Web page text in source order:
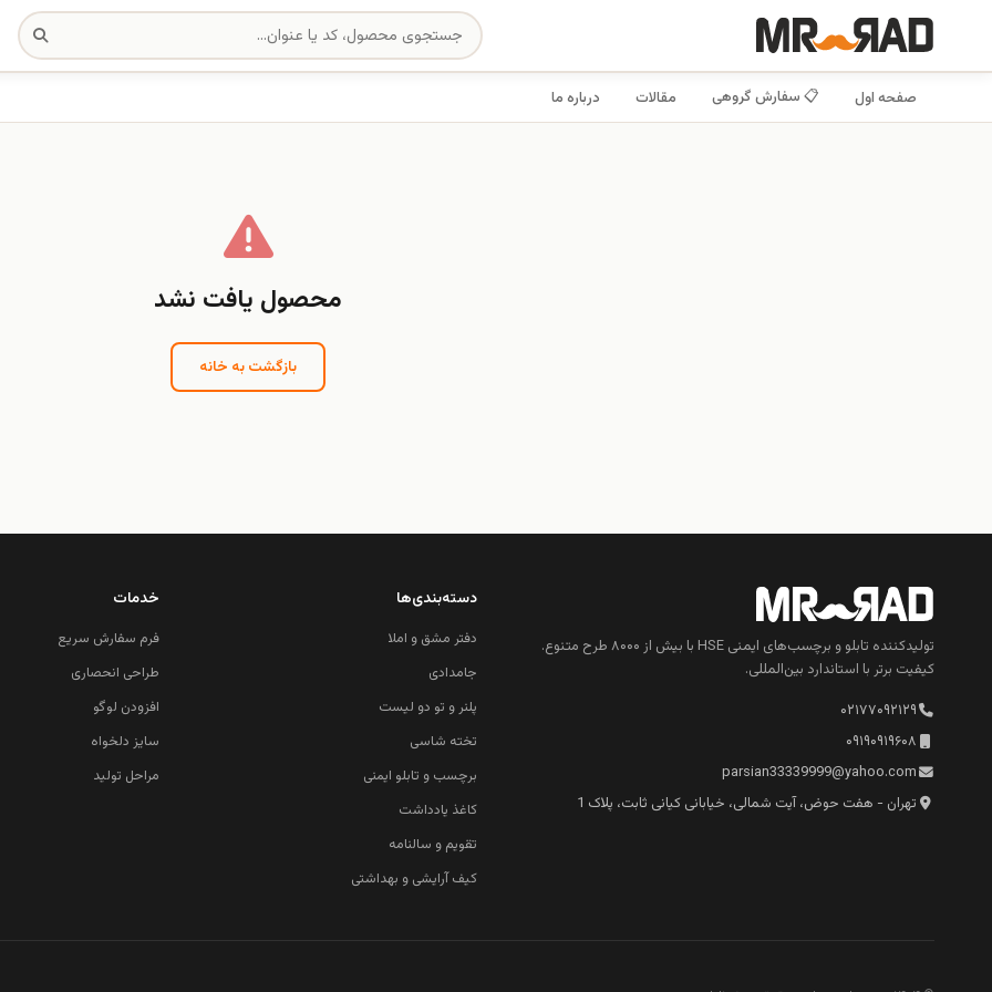
صفحه اول 📋 سفارش گروهی مقالات درباره ما
محصول یافت نشد
بازگشت به خانه
تولیدکننده تابلو و برچسب‌های ایمنی HSE با بیش از ۸۰۰۰ طرح متنوع.
کیفیت برتر با استاندارد بین‌المللی.
۰۲۱۷۷۰۹۲۱۲۹
۰۹۱۹۰۹۱۹۶۰۸
parsian33339999@yahoo.com
تهران - هفت حوض، آیت شمالی، خیابانی کیانی ثابت، پلاک 1
دسته‌بندی‌ها
دفتر مشق و املا
جامدادی
پلنر و تو دو لیست
تخته شاسی
برچسب و تابلو ایمنی
کاغذ یادداشت
تقویم و سالنامه
کیف آرایشی و بهداشتی
خدمات
فرم سفارش سریع
طراحی انحصاری
افزودن لوگو
سایز دلخواه
مراحل تولید